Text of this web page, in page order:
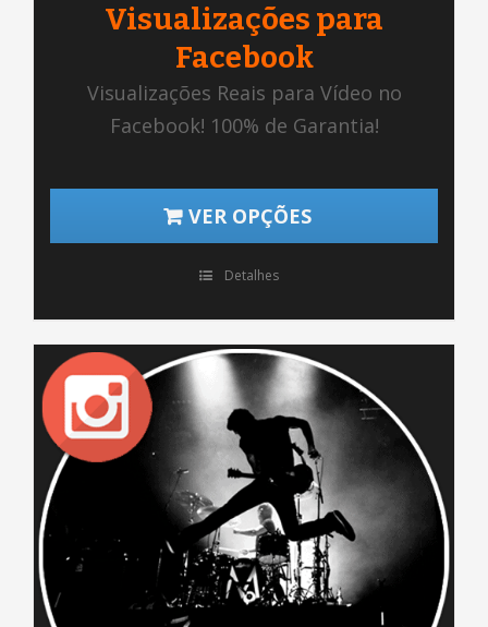
Visualizações para
Facebook
Visualizações Reais para Vídeo no
Facebook! 100% de Garantia!
VER OPÇÕES
Detalhes